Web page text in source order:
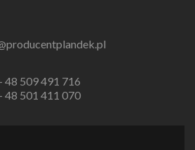
48 509 491 716
48 501 411 070